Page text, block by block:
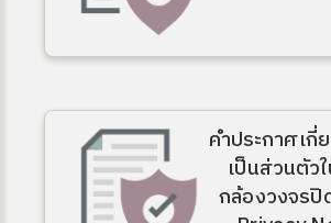
คำประกาศเกี่
เป็นส่วนตัว
กล้องวงจรปิ